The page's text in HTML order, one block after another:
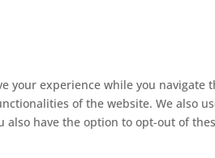
your experience while you
of the website. We also
also have the option to opt-out of